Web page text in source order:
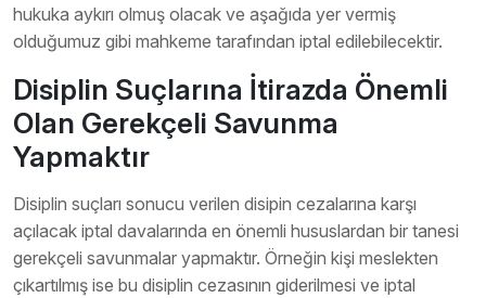
hukuka aykırı olmuş olacak ve aşağıda yer vermiş
olduğumuz gibi mahkeme tarafından iptal edilebilecektir.
Disiplin Suçlarına İtirazda Önemli
Olan Gerekçeli Savunma
Yapmaktır
Disiplin suçları sonucu verilen disipin cezalarına karşı
açılacak iptal davalarında en önemli hususlardan bir tanesi
gerekçeli savunmalar yapmaktır. Örneğin kişi meslekten
çıkartılmış ise bu disiplin cezasının giderilmesi ve iptal